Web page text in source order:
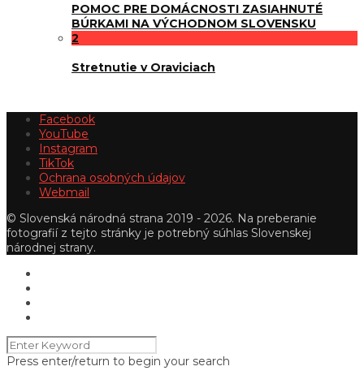
POMOC PRE DOMÁCNOSTI ZASIAHNUTÉ
BÚRKAMI NA VÝCHODNOM SLOVENSKU
2
Stretnutie v Oraviciach
Facebook
YouTube
Instagram
TikTok
Ochrana osobných údajov
Webmail
© Slovenská národná strana 2019 - 2026. Na preberanie
fotografií z tejto stránky je potrebný súhlas Slovenskej
národnej strany.
Press enter/return to begin your search